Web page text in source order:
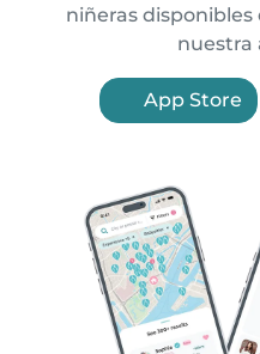
niñeras disponibles
nuestra
App Store